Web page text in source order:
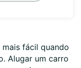
mais fácil quando
Alugar um carro